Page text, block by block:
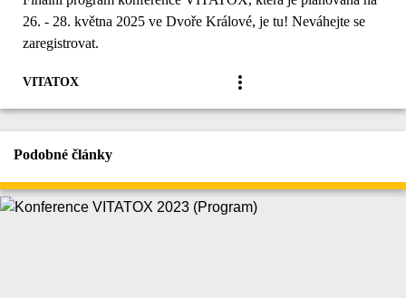
26. - 28. května 2025 ve Dvoře Králové, je tu! Neváhejte se
zaregistrovat.
VITATOX
Podobné články